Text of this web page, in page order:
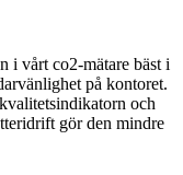
vårt co2-mätare bäst i
på kontoret.
och
gör den mindre